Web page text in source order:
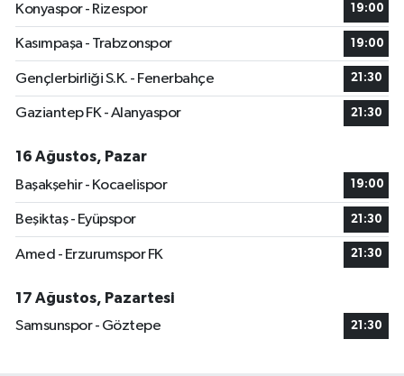
Konyaspor - Rizespor
19:00
Kasımpaşa - Trabzonspor 19:00
Gençlerbirliği S.K. - Fenerbahçe 21:30
Gaziantep FK - Alanyaspor 21:30
16 Ağustos, Pazar
Başakşehir - Kocaelispor
19:00
Beşiktaş - Eyüpspor 21:30
Amed - Erzurumspor FK 21:30
17 Ağustos, Pazartesi
Samsunspor - Göztepe
21:30